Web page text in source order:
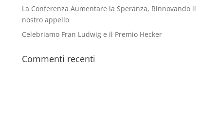
La Conferenza Aumentare la Speranza, Rinnovando il
nostro appello
Celebriamo Fran Ludwig e il Premio Hecker
Commenti recenti